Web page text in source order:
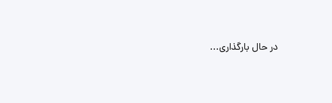
در حال بارگذاری...